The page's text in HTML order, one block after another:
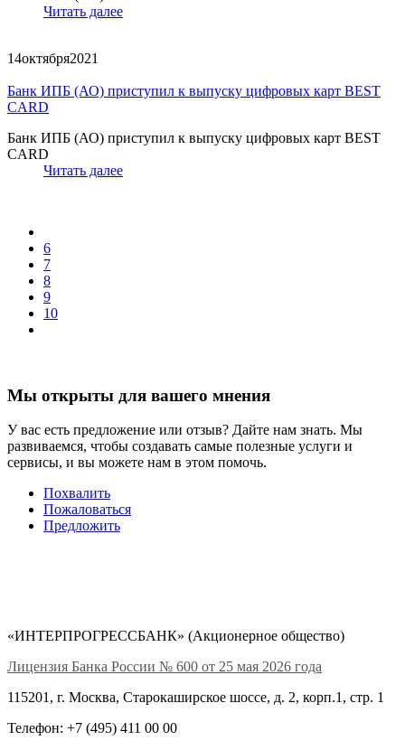
Читать далее
14октября2021
Банк ИПБ (АО) приступил к выпуску цифровых карт BEST
CARD
Банк ИПБ (АО) приступил к выпуску цифровых карт BEST
CARD
Читать далее
6
7
8
9
10
Мы открыты для вашего мнения
У вас есть предложение или отзыв? Дайте нам знать. Мы
развиваемся, чтобы создавать самые полезные услуги и
сервисы, и вы можете нам в этом помочь.
Похвалить
Пожаловаться
Предложить
«ИНТЕРПРОГРЕССБАНК» (Акционерное общество)
Лицензия Банка России № 600 от 25 мая 2026 года
115201, г. Москва, Старокаширское шоссе, д. 2, корп.1, стр. 1
Телефон: +7 (495) 411 00 00